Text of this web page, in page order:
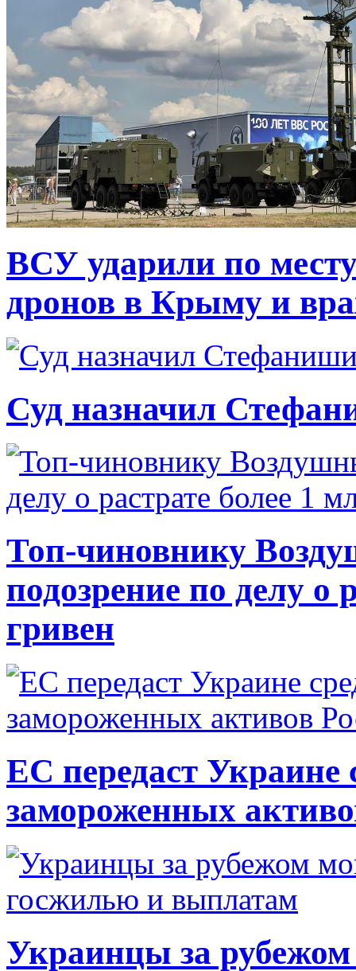
ВСУ ударили по
дронов в Крыму и
Суд назначил
Топ-чиновнику
подозрение по делу о
гривен
ЕС передаст Украине
замороженных
Украинцы за рубежом